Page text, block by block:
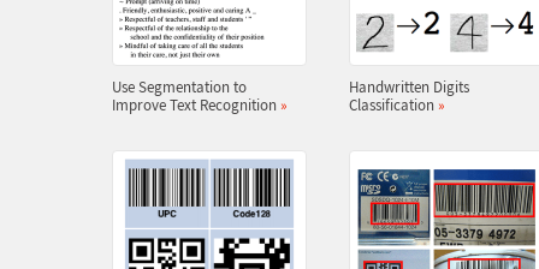
Use Segmentation to
Improve Text Recognition »
Handwritten Digits
Classification »